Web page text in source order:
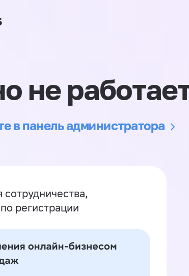
не
в панель администратора
сотрудничества,
регистрации